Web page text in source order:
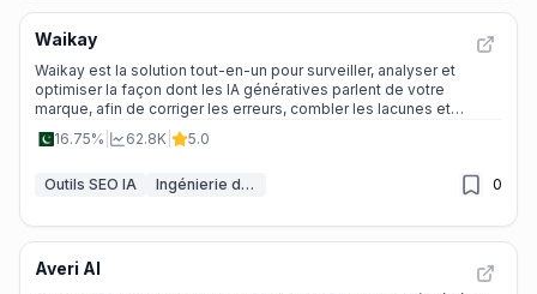
Waikay
Waikay est la solution tout-en-un pour surveiller, analyser et
optimiser la façon dont les IA génératives parlent de votre
marque, afin de corriger les erreurs, combler les lacunes et
dominer votre niche en AI Search Optimization.
16.75% 62.8K 5.0
Outils SEO IA Ingénierie de prompts 0
Averi AI